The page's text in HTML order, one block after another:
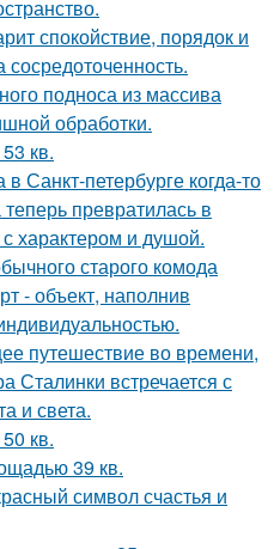
спокойствие, порядок и
подноса из массива
обработки.
кв.
Санкт-петербурге когда-то
превратилась в
характером и душой.
старого комода
- объект, наполнив
путешествие во времени,
Сталинки встречается с
и света.
кв.
39 кв.
символ счастья и